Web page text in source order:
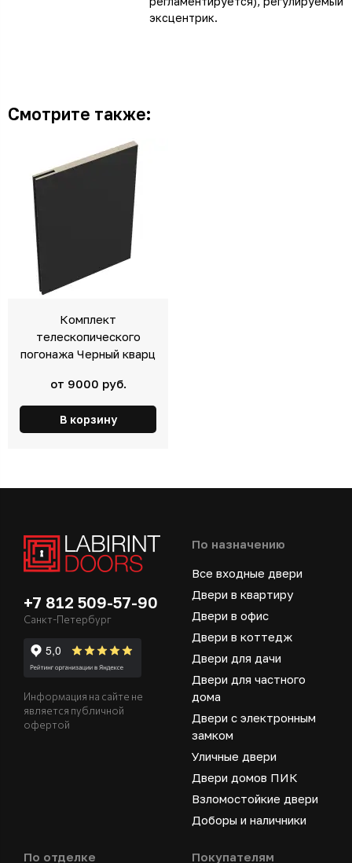
эксцентрик.
Смотрите также:
Комплект
телескопического
погонажа Черный кварц
от 9000 руб.
В корзину
+7 812 509-57-90
Санкт-Петербург
Информация на сайте не
является публичной
офертой
По назначению
Все входные двери
Двери в квартиру
Двери в офис
Двери в коттедж
Двери для дачи
Двери для частного
дома
Двери с электронным
замком
Уличные двери
Двери домов ПИК
Взломостойкие двери
Доборы и наличники
По отделке Покупателям